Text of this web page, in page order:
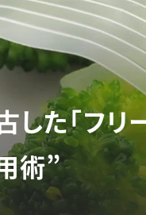
した「フリ
術”